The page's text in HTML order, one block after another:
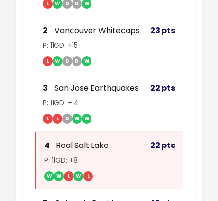
L W D D W
2 Vancouver Whitecaps 23 pts
P: 11GD: +15
L W D D W
3 San Jose Earthquakes 22 pts
P: 11GD: +14
L L D W W
4 Real Salt Lake 22 pts
P: 11GD: +8
W W L W L